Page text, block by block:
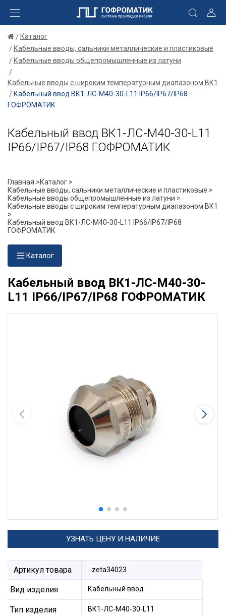
Каталог
Кабельные вводы, сальники металлические и пластиковые
Кабельные вводы общепромышленные из латуни
Кабельные вводы с широким температурным диапазоном ВК1
Кабельный ввод ВК1-ЛС-М40-30-L11 IP66/IP67/IP68
ГОФРОМАТИК
Кабельный ввод ВК1-ЛС-М40-30-L11
IP66/IP67/IP68 ГОФРОМАТИК
Главная >Каталог >
Кабельные вводы, сальники металлические и пластиковые >
Кабельные вводы общепромышленные из латуни >
Кабельные вводы с широким температурным диапазоном ВК1
>
Кабельный ввод ВК1-ЛС-М40-30-L11 IP66/IP67/IP68
ГОФРОМАТИК
Каталог
Кабельный ввод ВК1-ЛС-М40-30-
L11 IP66/IP67/IP68 ГОФРОМАТИК
УЗНАТЬ ЦЕНУ И НАЛИЧИЕ
Артикул товара zeta34023
Вид изделия Кабельный ввод
Тип изделия ВК1-ЛС-М40-30-L11